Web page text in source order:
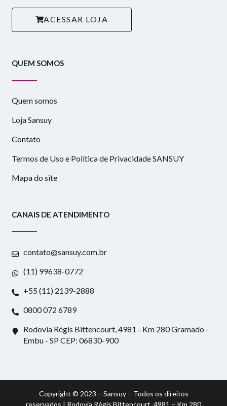
ACESSAR LOJA
QUEM SOMOS
Quem somos
Loja Sansuy
Contato
Termos de Uso e Política de Privacidade SANSUY
Mapa do site
CANAIS DE ATENDIMENTO
contato@sansuy.com.br
(11) 99638-0772
+55 (11) 2139-2888
0800 072 6789
Rodovia Régis Bittencourt, 4981 - Km 280 Gramado -
Embu - SP CEP: 06830-900
Copyright © 2023 – Sansuy – Todos os direitos